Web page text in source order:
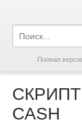
Полная
СКРИПТ
CASH